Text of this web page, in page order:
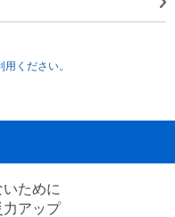
ください。
ために
力アップ